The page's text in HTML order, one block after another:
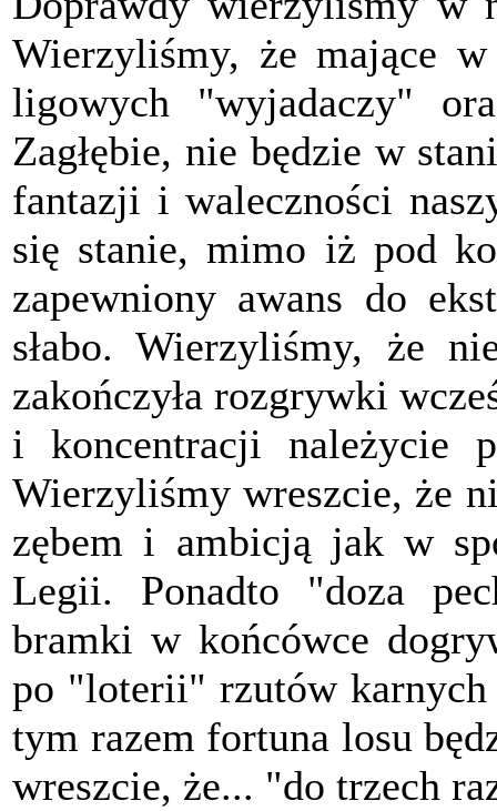
Wierzyliśmy, że mające
ligowych "wyjadaczy"
Zagłębie, nie będzie w
fantazji i waleczności
się stanie, mimo iż pod
zapewniony awans do
słabo. Wierzyliśmy, że
zakończyła rozgrywki
i koncentracji należycie
Wierzyliśmy wreszcie, że
zębem i ambicją jak w
Legii. Ponadto "doza
bramki w końcówce
po "loterii" rzutów karnych
tym razem fortuna losu
wreszcie, że... "do trzech